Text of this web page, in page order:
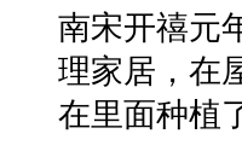
南宋开禧元
理家居，在
在里面种植